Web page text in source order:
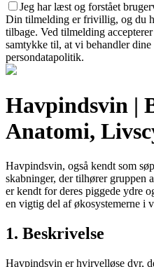
Jeg har læst og forstået
Din tilmelding er frivillig, og du
tilbage. Ved tilmelding
samtykke til, at vi behandler
persondatapolitik.
Havpindsvin |
Anatomi,
Havpindsvin, også kendt som
skabninger, der tilhører gruppen
er kendt for deres piggede ydre
en vigtig del af økosystemerne i
1. Beskrivelse
Havpindsvin er hvirvelløse dyr,